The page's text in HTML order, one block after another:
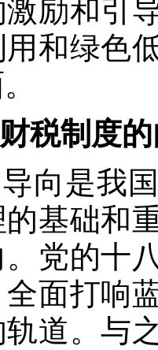
励和引
和绿色
税制度
向是我
基础和
。党的十
面打响
道。与